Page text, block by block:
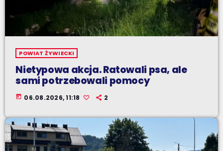
POWIAT ŻYWIECKI
Nietypowa akcja. Ratowali psa, ale
sami potrzebowali pomocy
today 06.08.2026, 11:18 2